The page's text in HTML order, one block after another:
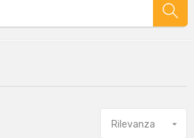
Rilevanza 